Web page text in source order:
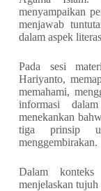
menyampaikan
menjawab
dalam aspek
Pada sesi
Hariyanto,
memahami,
informasi
menekankan
tiga prinsip
menggembirakan.
Dalam
menjelaskan